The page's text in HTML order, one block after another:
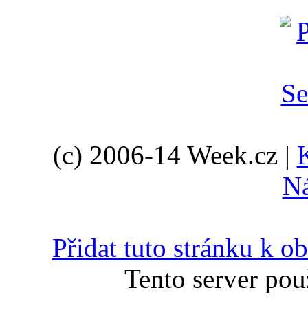
(c) 2006-14 Week.cz |
Přidat tuto stránku k
Tento server